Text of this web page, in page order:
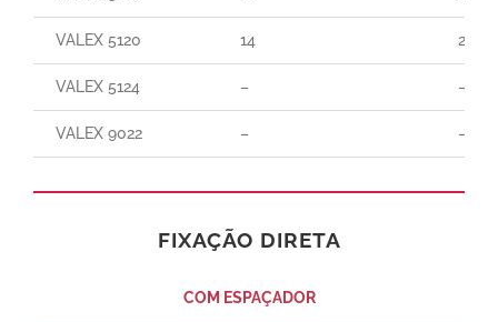
VALEX 5120 14 250
VALEX 5124 – –
VALEX 9022 – –
FIXAÇÃO DIRETA
COM ESPAÇADOR